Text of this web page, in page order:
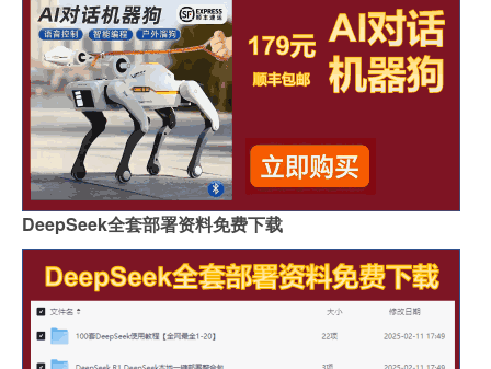
DeepSeek全套部署资料免费下载